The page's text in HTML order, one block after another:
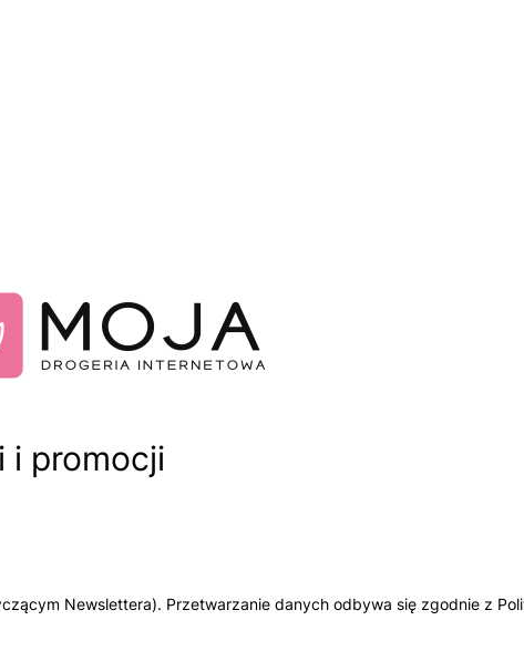
i promocji
Newslettera). Przetwarzanie danych odbywa się zgodnie z